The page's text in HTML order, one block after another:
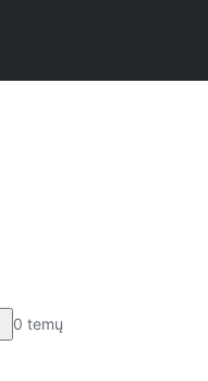
0 temų